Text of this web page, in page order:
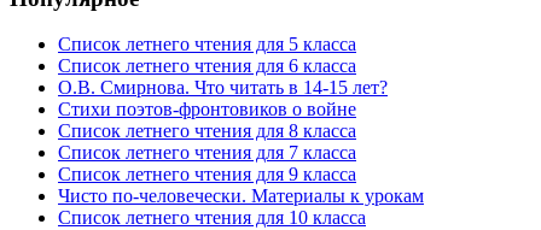
Список летнего чтения для 5 класса
Список летнего чтения для 6 класса
О.В. Смирнова. Что читать в 14-15 лет?
Стихи поэтов-фронтовиков о войне
Список летнего чтения для 8 класса
Список летнего чтения для 7 класса
Список летнего чтения для 9 класса
Чисто по-человечески. Материалы к урокам
Список летнего чтения для 10 класса